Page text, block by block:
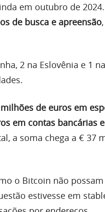
em outubro de
de busca e apreensão
2 na Eslovênia e 1
de euros em
em contas bancárias
a soma chega a € 37
o Bitcoin não
estivesse em